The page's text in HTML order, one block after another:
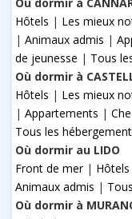
Où dormir à
Hôtels | Les mieux
| Animaux admis |
de jeunesse | Tous
Où dormir à
Hôtels | Les mieux
| Appartements |
Tous les
Où dormir au LIDO
Front de mer| Hôtels
Animaux admis |
Où dormir à